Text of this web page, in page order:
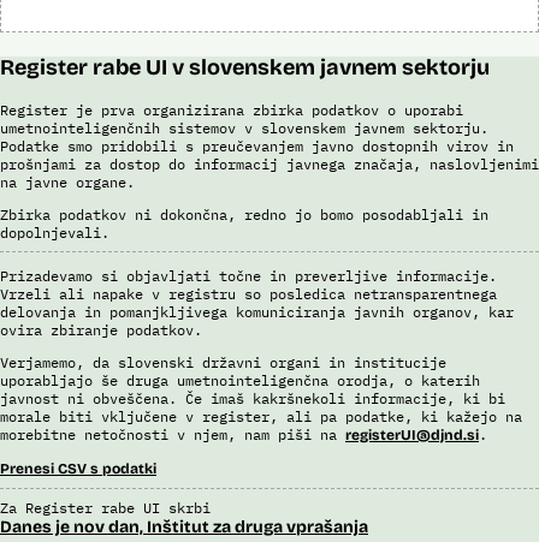
Register rabe UI v slovenskem javnem sektorju
Register je prva organizirana zbirka podatkov o uporabi
umetnointeligenčnih sistemov v slovenskem javnem sektorju.
Podatke smo pridobili s preučevanjem javno dostopnih virov in
prošnjami za dostop do informacij javnega značaja, naslovljenimi
na javne organe.
Zbirka podatkov ni dokončna, redno jo bomo posodabljali in
dopolnjevali.
Prizadevamo si objavljati točne in preverljive informacije.
Vrzeli ali napake v registru so posledica netransparentnega
delovanja in pomanjkljivega komuniciranja javnih organov, kar
ovira zbiranje podatkov.
Verjamemo, da slovenski državni organi in institucije
uporabljajo še druga umetnointeligenčna orodja, o katerih
javnost ni obveščena. Če imaš kakršnekoli informacije, ki bi
morale biti vključene v register, ali pa podatke, ki kažejo na
morebitne netočnosti v njem, nam piši na registerUI@djnd.si.
Prenesi CSV s podatki
Za Register rabe UI skrbi
Danes je nov dan, Inštitut za druga vprašanja